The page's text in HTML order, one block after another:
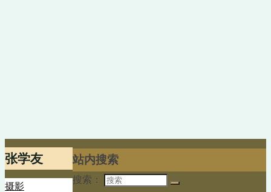
张学友
摄影
站内搜索
搜索：